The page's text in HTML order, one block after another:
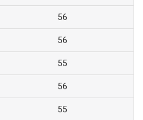
56
56
55
56
55